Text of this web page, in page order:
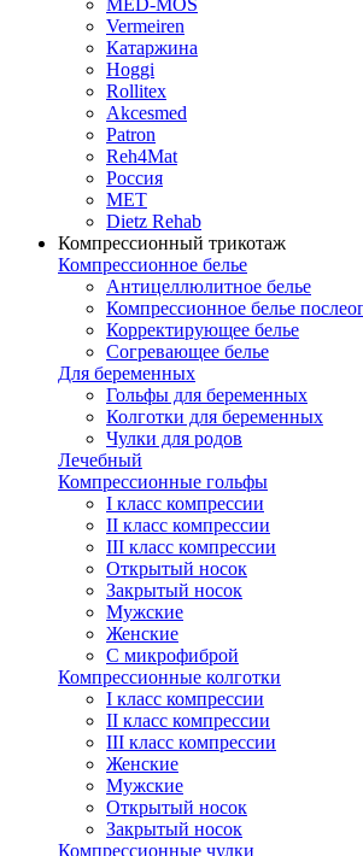
MED-MOS
Vermeiren
Катаржина
Hoggi
Rollitex
Akcesmed
Patron
Reh4Mat
Россия
МЕТ
Dietz Rehab
Компрессионный трикотаж
Компрессионное белье
Антицеллюлитное белье
Компрессионное белье
Корректирующее белье
Согревающее белье
Для беременных
Гольфы для беременных
Колготки для беременных
Чулки для родов
Лечебный
Компрессионные гольфы
I класс компрессии
II класс компрессии
III класс компрессии
Открытый носок
Закрытый носок
Мужские
Женские
С микрофиброй
Компрессионные колготки
I класс компрессии
II класс компрессии
III класс компрессии
Женские
Мужские
Открытый носок
Закрытый носок
Компрессионные чулки